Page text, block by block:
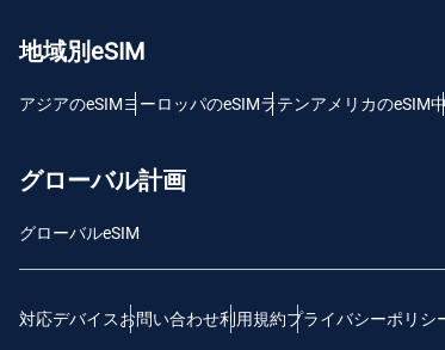
地域別eSIM
アジアのeSIMヨーロッパのeSIMラテンアメリカのeSIM
グローバル計画
グローバルeSIM
対応デバイスお問い合わせ利用規約プライバシーポリシ